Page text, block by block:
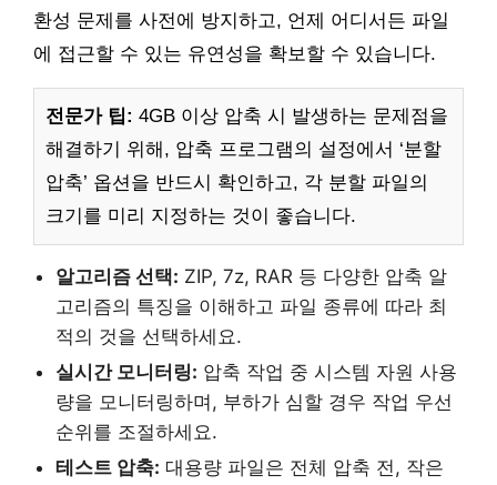
환성 문제를 사전에 방지하고, 언제 어디서든 파일
에 접근할 수 있는 유연성을 확보할 수 있습니다.
전문가 팁: 4GB 이상 압축 시 발생하는 문제점을
해결하기 위해, 압축 프로그램의 설정에서 ‘분할
압축’ 옵션을 반드시 확인하고, 각 분할 파일의
크기를 미리 지정하는 것이 좋습니다.
알고리즘 선택: ZIP, 7z, RAR 등 다양한 압축 알
고리즘의 특징을 이해하고 파일 종류에 따라 최
적의 것을 선택하세요.
실시간 모니터링: 압축 작업 중 시스템 자원 사용
량을 모니터링하며, 부하가 심할 경우 작업 우선
순위를 조절하세요.
테스트 압축: 대용량 파일은 전체 압축 전, 작은